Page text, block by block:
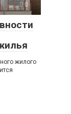
0
жилого